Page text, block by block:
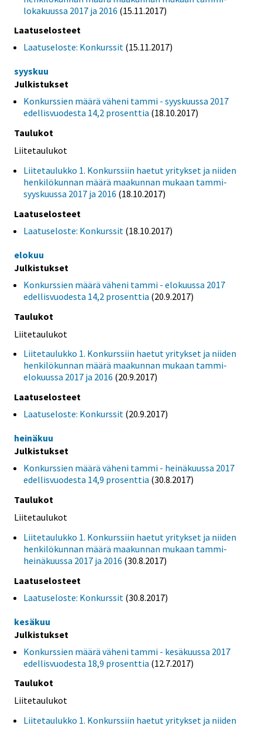
lokakuussa 2017 ja 2016 (15.11.2017)
Laatuselosteet
Laatuseloste: Konkurssit (15.11.2017)
syyskuu
Julkistukset
Konkurssien määrä väheni tammi - syyskuussa 2017
edellisvuodesta 14,2 prosenttia (18.10.2017)
Taulukot
Liitetaulukot
Liitetaulukko 1. Konkurssiin haetut yritykset ja niiden
henkilökunnan määrä maakunnan mukaan tammi-
syyskuussa 2017 ja 2016 (18.10.2017)
Laatuselosteet
Laatuseloste: Konkurssit (18.10.2017)
elokuu
Julkistukset
Konkurssien määrä väheni tammi - elokuussa 2017
edellisvuodesta 14,2 prosenttia (20.9.2017)
Taulukot
Liitetaulukot
Liitetaulukko 1. Konkurssiin haetut yritykset ja niiden
henkilökunnan määrä maakunnan mukaan tammi-
elokuussa 2017 ja 2016 (20.9.2017)
Laatuselosteet
Laatuseloste: Konkurssit (20.9.2017)
heinäkuu
Julkistukset
Konkurssien määrä väheni tammi - heinäkuussa 2017
edellisvuodesta 14,9 prosenttia (30.8.2017)
Taulukot
Liitetaulukot
Liitetaulukko 1. Konkurssiin haetut yritykset ja niiden
henkilökunnan määrä maakunnan mukaan tammi-
heinäkuussa 2017 ja 2016 (30.8.2017)
Laatuselosteet
Laatuseloste: Konkurssit (30.8.2017)
kesäkuu
Julkistukset
Konkurssien määrä väheni tammi - kesäkuussa 2017
edellisvuodesta 18,9 prosenttia (12.7.2017)
Taulukot
Liitetaulukot
Liitetaulukko 1. Konkurssiin haetut yritykset ja niiden